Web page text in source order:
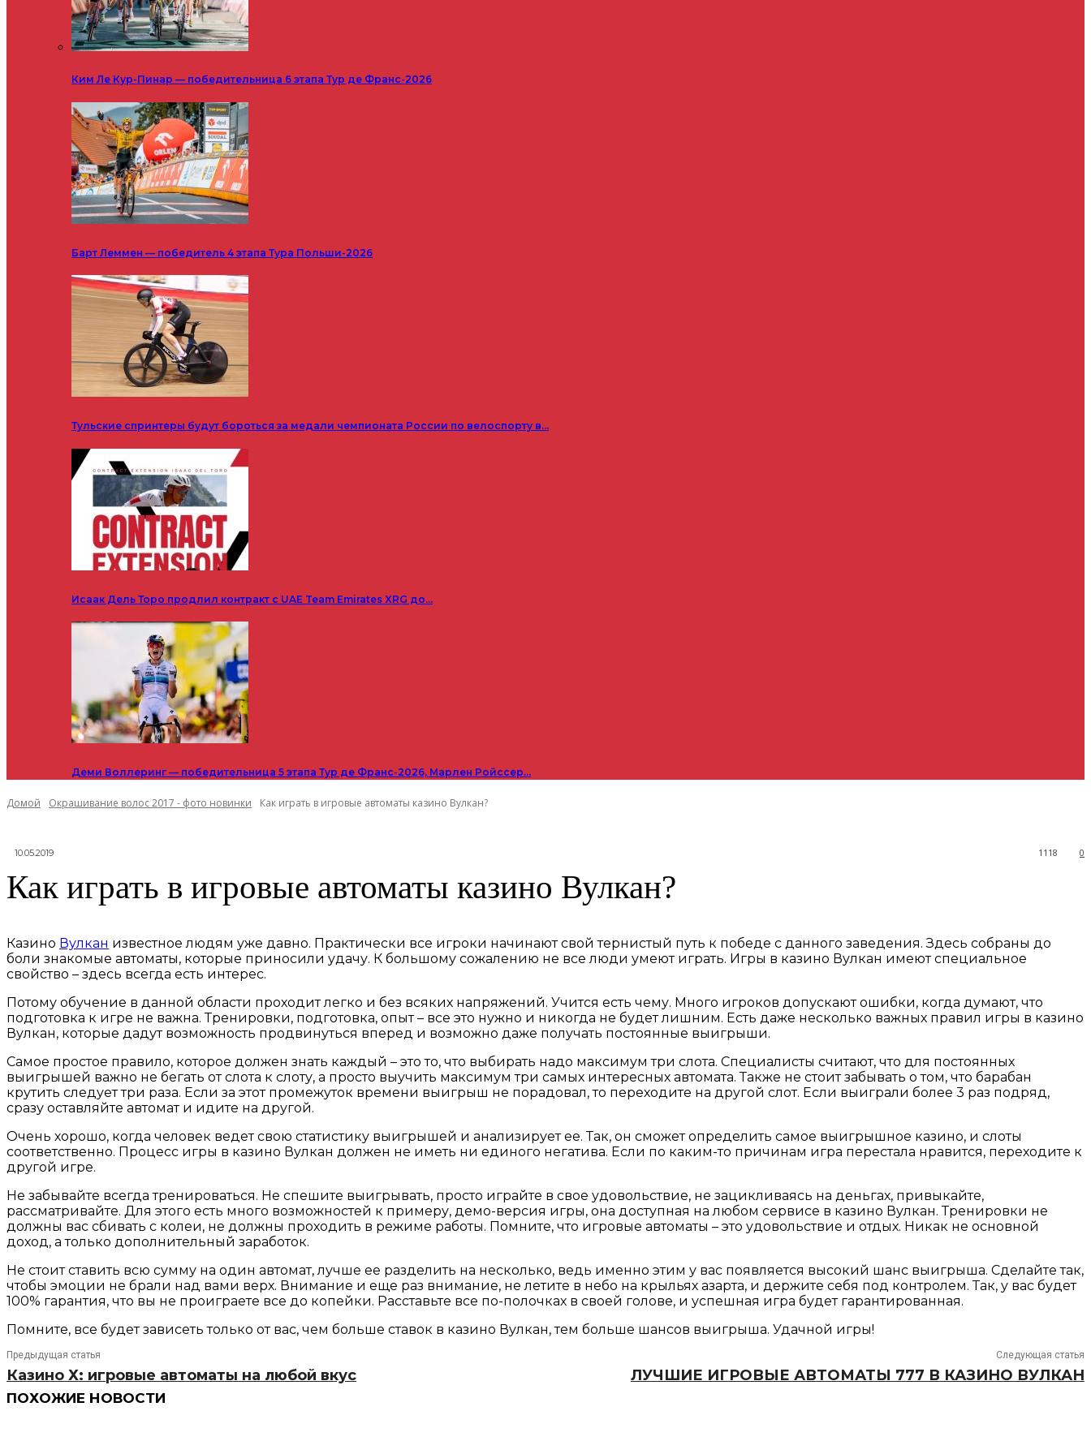
Ким Ле Кур-Пинар — победительница 6 этапа Тур де Франс-2026
Барт Леммен — победитель 4 этапа Тура Польши-2026
Тульские спринтеры будут бороться за медали чемпионата России по велоспорту в…
Исаак Дель Торо продлил контракт с UAE Team Emirates XRG до…
Деми Воллеринг — победительница 5 этапа Тур де Франс-2026, Марлен Ройссер…
Домой Окрашивание волос 2017 - фото новинки Как играть в игровые автоматы казино Вулкан?
10.05.2019 0
1118
Как играть в игровые автоматы казино Вулкан?
Казино Вулкан известное людям уже давно. Практически все игроки начинают свой тернистый путь к победе с данного заведения. Здесь собраны до
боли знакомые автоматы, которые приносили удачу. К большому сожалению не все люди умеют играть. Игры в казино Вулкан имеют специальное
свойство – здесь всегда есть интерес.
Потому обучение в данной области проходит легко и без всяких напряжений. Учится есть чему. Много игроков допускают ошибки, когда думают, что
подготовка к игре не важна. Тренировки, подготовка, опыт – все это нужно и никогда не будет лишним. Есть даже несколько важных правил игры в казино
Вулкан, которые дадут возможность продвинуться вперед и возможно даже получать постоянные выигрыши.
Самое простое правило, которое должен знать каждый – это то, что выбирать надо максимум три слота. Специалисты считают, что для постоянных
выигрышей важно не бегать от слота к слоту, а просто выучить максимум три самых интересных автомата. Также не стоит забывать о том, что барабан
крутить следует три раза. Если за этот промежуток времени выигрыш не порадовал, то переходите на другой слот. Если выиграли более 3 раз подряд,
сразу оставляйте автомат и идите на другой.
Очень хорошо, когда человек ведет свою статистику выигрышей и анализирует ее. Так, он сможет определить самое выигрышное казино, и слоты
соответственно. Процесс игры в казино Вулкан должен не иметь ни единого негатива. Если по каким-то причинам игра перестала нравится, переходите к
другой игре.
Не забывайте всегда тренироваться. Не спешите выигрывать, просто играйте в свое удовольствие, не зацикливаясь на деньгах, привыкайте,
рассматривайте. Для этого есть много возможностей к примеру, демо-версия игры, она доступная на любом сервисе в казино Вулкан. Тренировки не
должны вас сбивать с колеи, не должны проходить в режиме работы. Помните, что игровые автоматы – это удовольствие и отдых. Никак не основной
доход, а только дополнительный заработок.
Не стоит ставить всю сумму на один автомат, лучше ее разделить на несколько, ведь именно этим у вас появляется высокий шанс выигрыша. Сделайте так,
чтобы эмоции не брали над вами верх. Внимание и еще раз внимание, не летите в небо на крыльях азарта, и держите себя под контролем. Так, у вас будет
100% гарантия, что вы не проиграете все до копейки. Расставьте все по-полочках в своей голове, и успешная игра будет гарантированная.
Помните, все будет зависеть только от вас, чем больше ставок в казино Вулкан, тем больше шансов выигрыша. Удачной игры!
Предыдущая статья
Казино Х: игровые автоматы на любой вкус
Следующая статья
ЛУЧШИЕ ИГРОВЫЕ АВТОМАТЫ 777 В КАЗИНО ВУЛКАН
ПОХОЖИЕ НОВОСТИ